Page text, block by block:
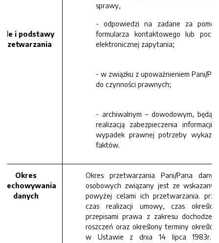
i podstawy
przetwarzania
sprawy,
- odpowiedzi na zadane za
formularza kontaktowego lub
elektronicznej zapytania;
- w związku z upoważnieniem Pani/
do czynności prawnych;
- archiwalnym – dowodowym,
realizacją zabezpieczenia informacji
wypadek prawnej potrzeby
faktów.
Okres
danych
Okres przetwarzania Pani/Pana
osobowych związany jest ze
powyżej celami ich przetwarzania.
czas realizacji umowy, czas
przepisami prawa z zakresu
roszczeń oraz określony terminy
w Ustawie z dnia 14 lipca 1983r.